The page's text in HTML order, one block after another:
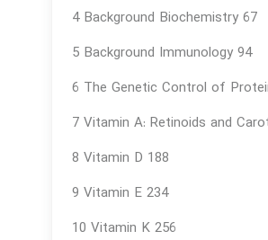
4 Background Biochemistry 67
5 Background Immunology 94
6 The Genetic Control of
7 Vitamin A: Retinoids and
8 Vitamin D 188
9 Vitamin E 234
10 Vitamin K 256